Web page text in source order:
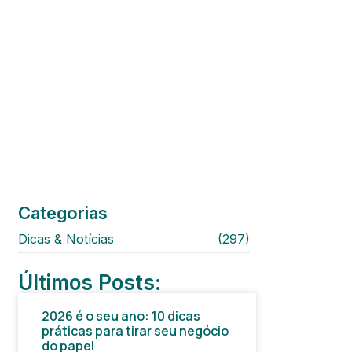
Categorias
Dicas & Notícias (297)
Últimos Posts:
2026 é o seu ano: 10 dicas
práticas para tirar seu negócio
do papel